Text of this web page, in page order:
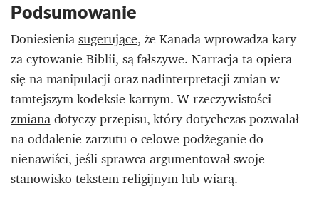
Podsumowanie
Doniesieniasugerujące, że Kanada wprowadza kary
za cytowanie Biblii, są fałszywe. Narracja ta opiera
się na manipulacji oraz nadinterpretacji zmian w
tamtejszym kodeksie karnym. W rzeczywistości
zmianadotyczy przepisu, który dotychczas pozwalał
na oddalenie zarzutu o celowe podżeganie do
nienawiści, jeśli sprawca argumentował swoje
stanowisko tekstem religijnym lub wiarą.